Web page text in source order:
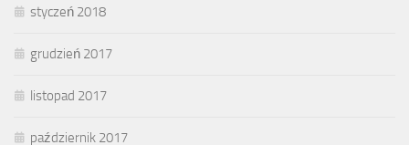
styczeń 2018
grudzień 2017
listopad 2017
październik 2017